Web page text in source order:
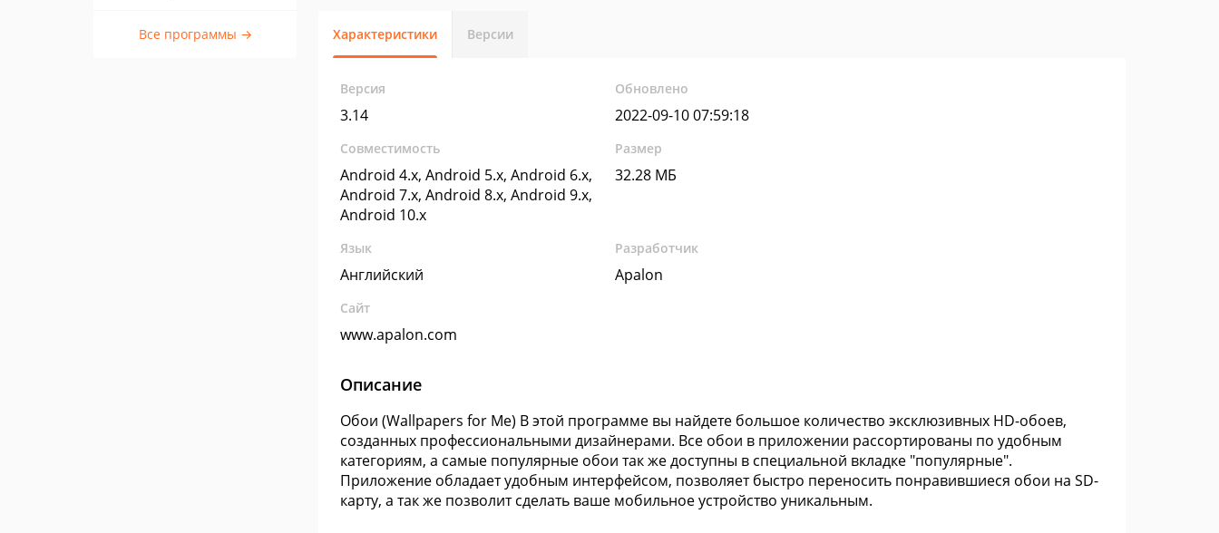
Все программы → Характеристики Версии
Версия
3.14
Обновлено
2022-09-10 07:59:18
Совместимость
Android 4.x, Android 5.x, Android 6.x,
Android 7.x, Android 8.x, Android 9.x,
Android 10.x
Размер
32.28 МБ
Язык
Английский
Разработчик
Apalon
Сайт
www.apalon.com
Описание
Обои (Wallpapers for Me) В этой программе вы найдете большое количество эксклюзивных HD-обоев,
созданных профессиональными дизайнерами. Все обои в приложении рассортированы по удобным
категориям, а самые популярные обои так же доступны в специальной вкладке "популярные".
Приложение обладает удобным интерфейсом, позволяет быстро переносить понравившиеся обои на SD-
карту, а так же позволит сделать ваше мобильное устройство уникальным.